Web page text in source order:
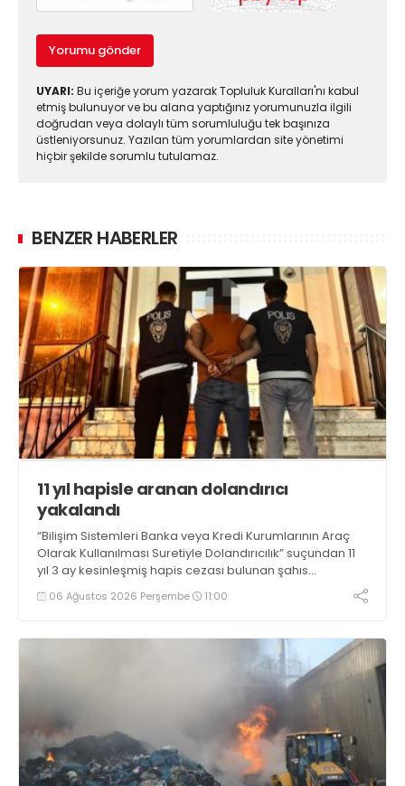
Yorumu gönder
UYARI: Bu içeriğe yorum yazarak Topluluk Kuralları'nı kabul
etmiş bulunuyor ve bu alana yaptığınız yorumunuzla ilgili
doğrudan veya dolaylı tüm sorumluluğu tek başınıza
üstleniyorsunuz. Yazılan tüm yorumlardan site yönetimi
hiçbir şekilde sorumlu tutulamaz.
BENZER HABERLER
11 yıl hapisle aranan dolandırıcı
yakalandı
“Bilişim Sistemleri Banka veya Kredi Kurumlarının Araç
Olarak Kullanılması Suretiyle Dolandırıcılık” suçundan 11
yıl 3 ay kesinleşmiş hapis cezası bulunan şahıs
yakalandı
06 Ağustos 2026 Perşembe 11:00